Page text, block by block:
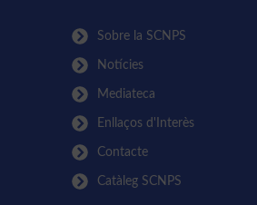
Sobre la SCNPS
Notícies
Mediateca
Enllaços d'Interès
Contacte
Catàleg SCNPS